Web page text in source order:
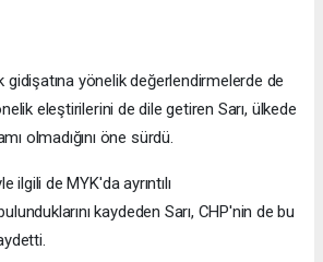
yönelik değerlendirmelerde de
eleştirilerini de dile getiren Sarı, ülkede
olmadığını öne sürdü.
ilgili de MYK'da ayrıntılı
kaydeden Sarı, CHP'nin de bu